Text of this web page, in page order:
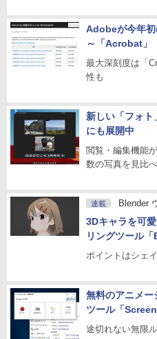
Adobeが今年初
～「Acrobat」
最大深刻度は「
性も
新しい「フォ
にも展開中
閲覧・編集機能
数の写真を見比
連載 Blender
3Dキャラを可
リングツール
ポイントはシェ
無料のアニメー
ツール「
途切れない無限